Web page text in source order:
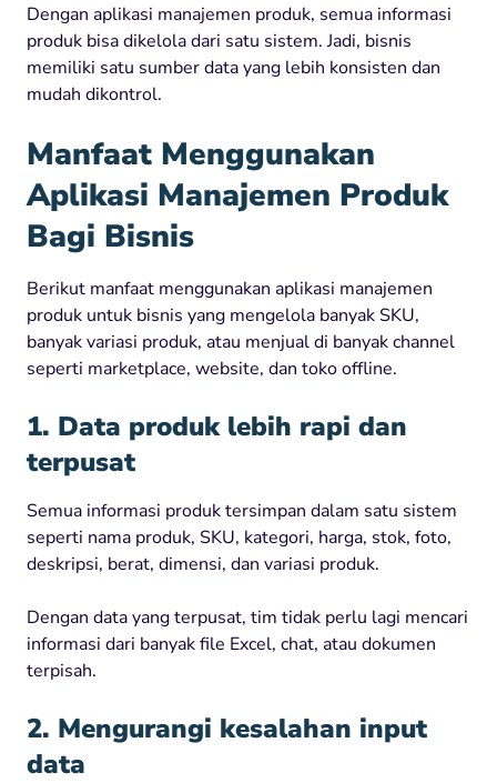
Dengan aplikasi manajemen produk, semua informasi
produk bisa dikelola dari satu sistem. Jadi, bisnis
memiliki satu sumber data yang lebih konsisten dan
mudah dikontrol.
Manfaat Menggunakan
Aplikasi Manajemen Produk
Bagi Bisnis
Berikut manfaat menggunakan aplikasi manajemen
produk untuk bisnis yang mengelola banyak SKU,
banyak variasi produk, atau menjual di banyak channel
seperti marketplace, website, dan toko offline.
1. Data produk lebih rapi dan
terpusat
Semua informasi produk tersimpan dalam satu sistem
seperti nama produk, SKU, kategori, harga, stok, foto,
deskripsi, berat, dimensi, dan variasi produk.
Dengan data yang terpusat, tim tidak perlu lagi mencari
informasi dari banyak file Excel, chat, atau dokumen
terpisah.
2. Mengurangi kesalahan input
data